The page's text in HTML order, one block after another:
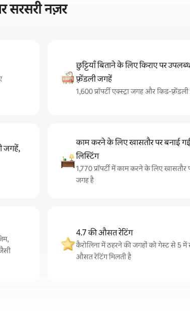
नज़र
छुट्टियाँ बिताने के लिए किराए पर
फ़्रेंडली जगहें
1,600 प्रॉपर्टी एक्स्ट्रा जगह और किड-
जगहें,
काम करने के लिए खासतौर पर बनाई
लिस्टिंग
1,770 प्रॉपर्टी में काम करने के लिए खासतौर
जगह है
4.7 की औसत रेटिंग
कैरोलिना में ठहरने की जगहों को गेस्ट से 5 में
औसत रेटिंग मिलती है